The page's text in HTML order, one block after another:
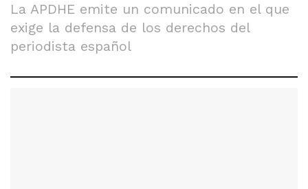
La APDHE emite un comunicado en el que
exige la defensa de los derechos del
periodista español